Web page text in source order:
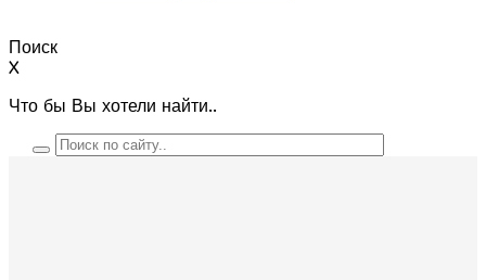
Поиск
X
Что бы Вы хотели найти..